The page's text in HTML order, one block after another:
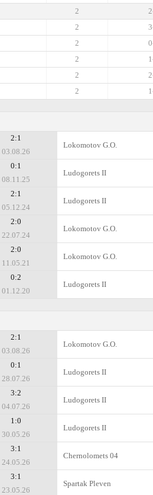
2
2
2
2
2
2
2:1
03.08.26
Lokomotov G.O.
0:1
08.11.25
Ludogorets II
2:1
05.12.24
Ludogorets II
2:0
22.07.24
Lokomotov G.O.
2:0
11.05.21
Lokomotov G.O.
0:2
01.12.20
Ludogorets II
2:1
03.08.26
Lokomotov G.O.
0:1
28.07.26
Ludogorets II
3:2
04.07.26
Ludogorets II
1:0
30.05.26
Ludogorets II
3:1
24.05.26
Chernolomets 04
3:1
23.05.26
Spartak Pleven